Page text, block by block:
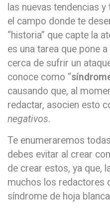
las nuevas tendencias
el campo donde te
“historia” que capte la
es una tarea que pone
cerca de sufrir un
conoce como “
causando que, al
redactar, asocien esto
negativos.
Te enumeraremos
debes evitar al crear
de crear estos, ya que,
muchos los redactores
síndrome de hoja